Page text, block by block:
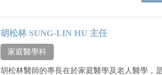
胡松林 SUNG-LIN HU 主任
家庭醫學科
胡松林醫師的專長在於家庭醫學及老人醫學，